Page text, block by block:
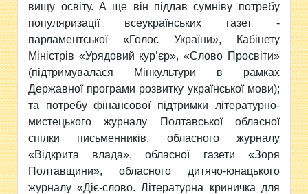
вищу освіту. А ще він піддав сумніву потребу
популяризації всеукраїнських газет -
парламентської «Голос України», Кабінету
Міністрів «Урядовий кур’єр», «Слово Просвіти»
(підтримувалася Мінкультури в рамках
Державної програми розвитку української мови);
та потребу фінансової підтримки літературно-
мистецького журналу Полтавської обласної
спілки письменників, обласного журналу
«Відкрита влада», обласної газети «Зоря
Полтавщини», обласного дитячо-юнацького
журналу «Діє-слово. Літературна криничка для